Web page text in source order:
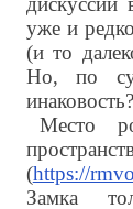
уже и
(и то
Но, по
инаковость?
Место
(https://
Замка